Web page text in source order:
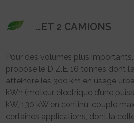
…ET 2 CAMIONS
Pour des volumes plus importants,
propose le D Z.E. 16 tonnes dont
atteindre les 300 km en usage
kWh (moteur électrique d’une
kW, 130 kW en continu, couple
certaines applications, dont la